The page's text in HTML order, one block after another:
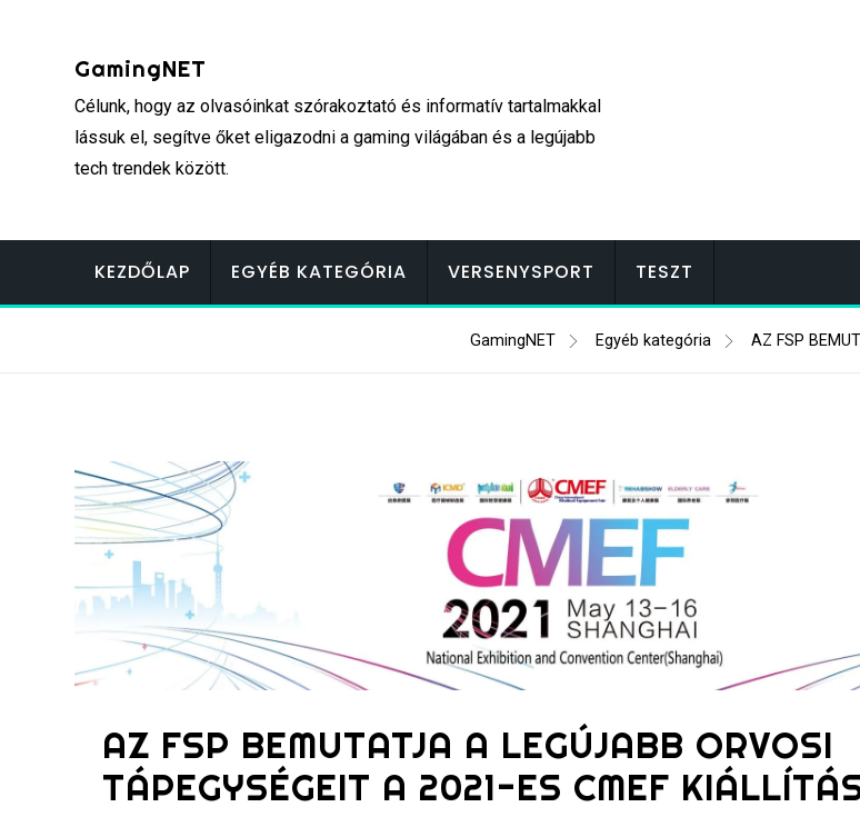
GamingNET
Célunk, hogy az olvasóinkat szórakoztató és informatív tartalmakkal
lássuk el, segítve őket eligazodni a gaming világában és a legújabb
tech trendek között.
KEZDŐLAP EGYÉB KATEGÓRIA VERSENYSPORT TESZT
GamingNET Egyéb kategória AZ FSP
AZ FSP BEMUTATJA A LEGÚJABB ORVOSI
TÁPEGYSÉGEIT A 2021-ES CMEF